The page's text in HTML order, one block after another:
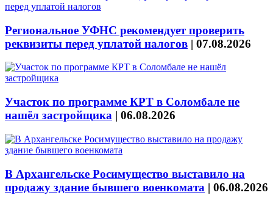
Региональное УФНС рекомендует проверить
реквизиты перед уплатой налогов | 07.08.2026
Участок по программе КРТ в Соломбале не
нашёл застройщика | 06.08.2026
В Архангельске Росимущество выставило на
продажу здание бывшего военкомата | 06.08.2026